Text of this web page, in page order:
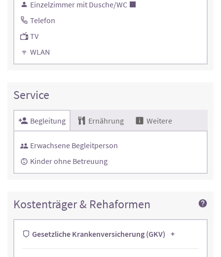
Einzelzimmer mit Dusche/WC
Telefon
TV
WLAN
Service
Begleitung Ernährung Weitere
Erwachsene Begleitperson
Kinder ohne Betreuung
Kostenträger & Rehaformen
Gesetzliche Krankenversicherung (GKV)